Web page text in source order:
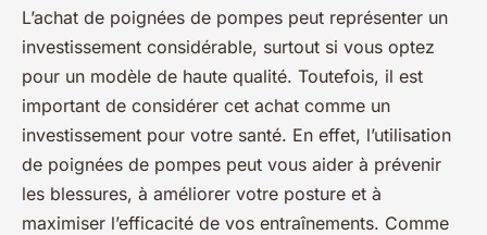
L’achat de poignées de pompes peut représenter un
investissement considérable, surtout si vous optez
pour un modèle de haute qualité. Toutefois, il est
important de considérer cet achat comme un
investissement pour votre santé. En effet, l’utilisation
de poignées de pompes peut vous aider à prévenir
les blessures, à améliorer votre posture et à
maximiser l’efficacité de vos entraînements. Comme